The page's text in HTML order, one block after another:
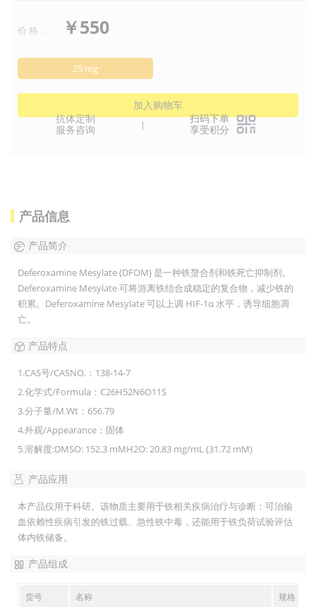
价 格： ￥550
25 mg
加入购物车
抗体定制
服务咨询
|
扫码下单
享受积分
产品信息
产品简介
Deferoxamine Mesylate (DFOM) 是一种铁螯合剂和铁死亡抑制剂。
Deferoxamine Mesylate 可将游离铁结合成稳定的复合物，减少铁的
积累。Deferoxamine Mesylate 可以上调 HIF-1α 水平，诱导细胞凋
亡。
产品特点
1.CAS号/CASNO.：138-14-7
2.化学式/Formula：C26H52N6O11S
3.分子量/M.Wt：656.79
4.外观/Appearance：固体
5.溶解度:DMSO: 152.3 mMH2O: 20.83 mg/mL (31.72 mM)
产品应用
本产品仅用于科研。该物质主要用于铁相关疾病治疗与诊断：可治输
血依赖性疾病引发的铁过载、急性铁中毒，还能用于铁负荷试验评估
体内铁储备。
产品组成
货号 名称 规格